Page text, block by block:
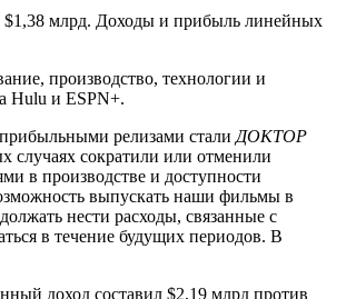
$1,38 млрд. Доходы и прибыль линейных
производство, технологии и
Hulu и ESPN+.
релизами стали ДОКТОР
случаях сократили или отменили
в производстве и доступности
выпускать наши фильмы в
нести расходы, связанные с
в течение будущих периодов. В
доход составил $2,19 млрд против